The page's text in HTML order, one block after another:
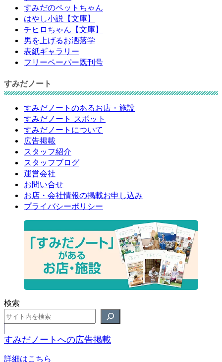
すみだのペットちゃん
はやし小説【文庫】
チヒロちゃん【文庫】
男を上げるお洒落学
表紙ギャラリー
フリーペーパー既刊号
すみだノート
すみだノートのあるお店・施設
すみだノート スポット
すみだノートについて
広告掲載
スタッフ紹介
スタッフブログ
運営会社
お問い合せ
お店・会社情報の掲載お申し込み
プライバシーポリシー
検索
すみだノートへの広告掲載
詳細はこちら